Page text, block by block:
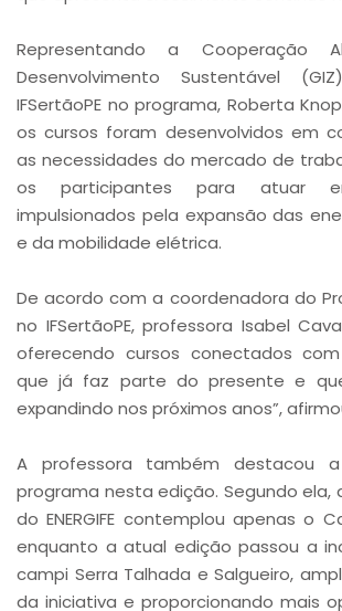
Representando a Cooperação
Desenvolvimento Sustentável
IFSertãoPE no programa, Roberta
os cursos foram desenvolvidos em
as necessidades do mercado de
os participantes para atuar
impulsionados pela expansão das
e da mobilidade elétrica.
De acordo com a coordenadora do
no IFSertãoPE, professora Isabel
oferecendo cursos conectados
que já faz parte do presente e
expandindo nos próximos anos”,
A professora também destacou
programa nesta edição. Segundo ela,
do ENERGIFE contemplou apenas o
enquanto a atual edição passou a
campi Serra Talhada e Salgueiro,
da iniciativa e proporcionando mais